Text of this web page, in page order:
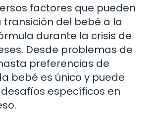
factores que pueden
transición del bebé a la
durante la crisis de
Desde problemas de
preferencias de
bebé es único y puede
específicos en